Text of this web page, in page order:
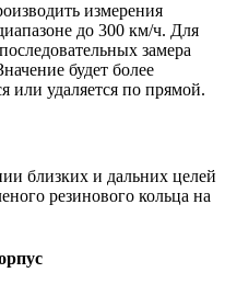
измерения
до 300 км/ч. Для
замера
будет более
или удаляется по прямой.
близких и дальних целей
резинового кольца на